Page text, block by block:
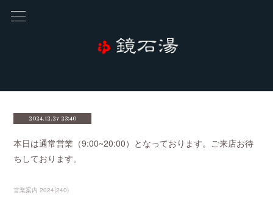
2024.12.27 23:40
本日は通常営業（9:00~20:00）となっております。ご来店お待
ちしております。
営業案内 2024(240)